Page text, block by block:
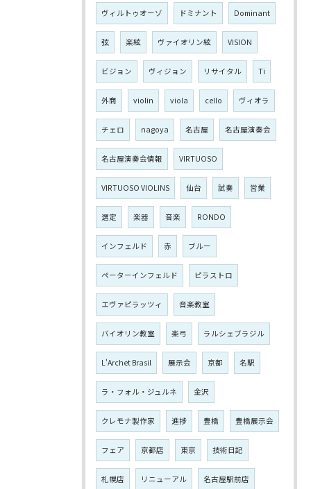
ヴィルトゥオーゾ ドミナント Dominant
弦 楽絃 ヴァイオリン絃 VISION
ビジョン ヴィジョン リサイタル Ti
外商 violin viola cello ヴィオラ
チェロ nagoya 名古屋 名古屋演奏会
名古屋演奏会情報 VIRTUOSO
VIRTUOSO VIOLINS 仙台 試奏 営業
選定 楽器 音楽 RONDO
インフェルド 赤 ブルー
ペーターインフェルド ピラストロ
エヴァピラッツィ 音楽教室
バイオリン教室 楽弓 ラルシェブラジル
L'Archet Brasil 展示会 京都 名駅
ラ・フォル・ジュルネ 金沢
クレモナ製作家 進捗 豊橋 豊橋展示会
フェア 京都店 東京 技術日記
札幌店 リニューアル 名古屋駅前店